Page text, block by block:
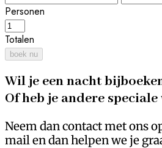
Personen
Totalen
boek nu
Wil je een nacht
Of heb je andere speciale
Neem dan contact met ons
mail en dan helpen we je